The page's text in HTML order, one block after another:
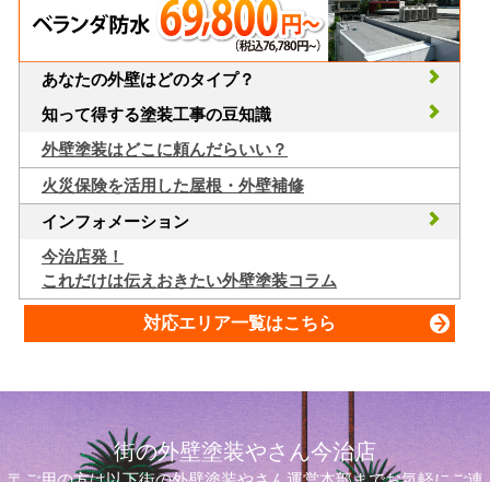
あなたの外壁はどのタイプ？
知って得する塗装工事の豆知識
外壁塗装はどこに頼んだらいい？
火災保険を活用した屋根・外壁補修
インフォメーション
今治店発！
これだけは伝えおきたい外壁塗装コラム
対応エリア一覧はこちら
街の外壁塗装やさん今治店